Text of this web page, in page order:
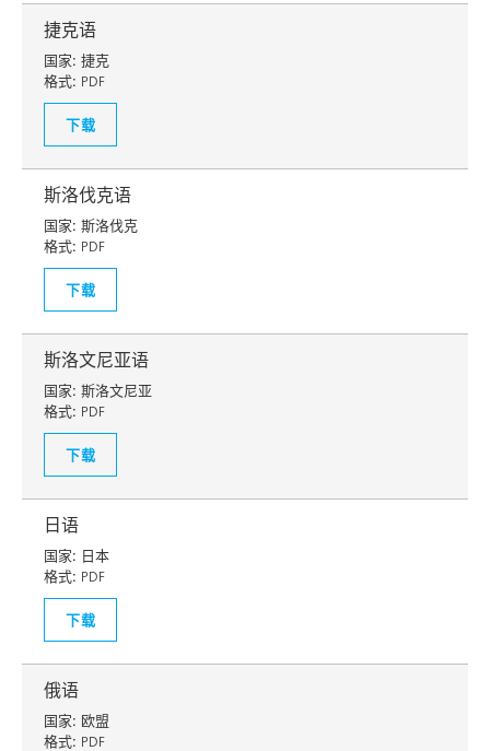
捷克语
国家: 捷克
格式: PDF
下载
斯洛伐克语
国家: 斯洛伐克
格式: PDF
下载
斯洛文尼亚语
国家: 斯洛文尼亚
格式: PDF
下载
日语
国家: 日本
格式: PDF
下载
俄语
国家: 欧盟
格式: PDF